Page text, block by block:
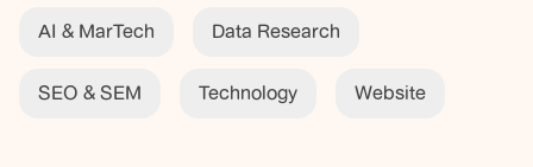
AI & MarTech
Data Research
SEO & SEM
Technology Website